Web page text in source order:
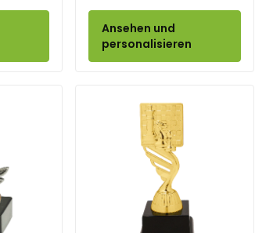
Ansehen und
personalisieren